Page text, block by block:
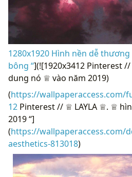
1280x1920 Hình nền dễ
bông “](![1920x3412 Pinterest
dung nó ♕ vào năm 2019)
(https://wallpaperaccess.com/
12 Pinterest // ♕ LAYLA ♕. ♕
2019 “]
(https://wallpaperaccess.com/
aesthetics-813018)